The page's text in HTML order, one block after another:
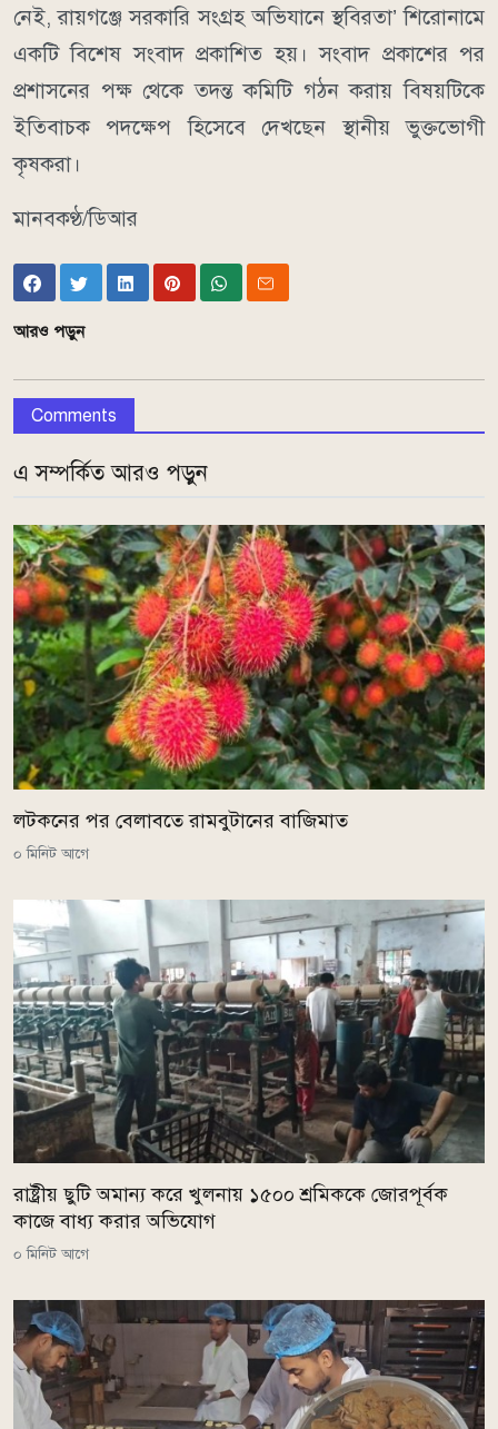
নেই, রায়গঞ্জে সরকারি সংগ্রহ অভিযানে স্থবিরতা’ শিরোনামে
একটি বিশেষ সংবাদ প্রকাশিত হয়। সংবাদ প্রকাশের পর
প্রশাসনের পক্ষ থেকে তদন্ত কমিটি গঠন করায় বিষয়টিকে
ইতিবাচক পদক্ষেপ হিসেবে দেখছেন স্থানীয় ভুক্তভোগী
কৃষকরা।
মানবকণ্ঠ/ডিআর
আরও পড়ুন
Comments
এ সম্পর্কিত আরও পড়ুন
লটকনের পর বেলাবতে রামবুটানের বাজিমাত
০ মিনিট আগে
রাষ্ট্রীয় ছুটি অমান্য করে খুলনায় ১৫০০ শ্রমিককে জোরপূর্বক
কাজে বাধ্য করার অভিযোগ
০ মিনিট আগে